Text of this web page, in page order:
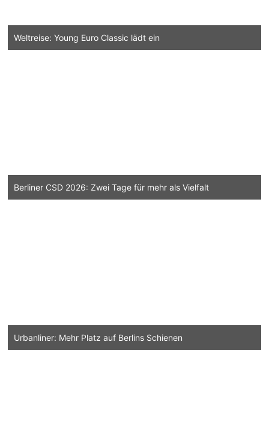
Weltreise: Young Euro Classic lädt ein
Berliner CSD 2026: Zwei Tage für mehr als Vielfalt
Urbanliner: Mehr Platz auf Berlins Schienen